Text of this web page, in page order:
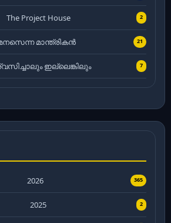
The Project House 2
മാന്ത്രികൻ 21
ഇല്ലെങ്കിലും 7
2026 365
2025 2